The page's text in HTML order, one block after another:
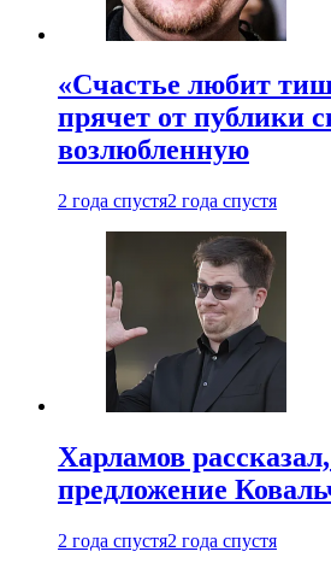
«Счастье любит
прячет от публики
возлюбленную
2 года спустя2 года спустя
Харламов
предложение
2 года спустя2 года спустя